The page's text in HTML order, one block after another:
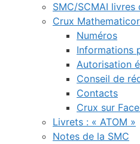
SMC/SCMAI
Crux
Numéros
Informations
Autorisation
Conseil de
Contacts
Crux sur
Livrets : « ATOM »
Notes de la SMC